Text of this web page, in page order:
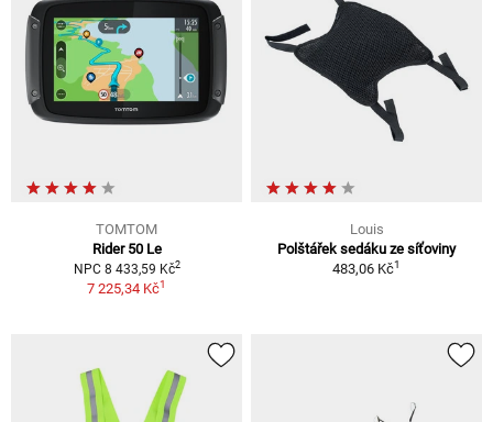
TOMTOM
Rider 50 Le
NPC 8 433,59 Kč2
7 225,34 Kč1
Louis
Polštářek sedáku ze síťoviny
483,06 Kč1